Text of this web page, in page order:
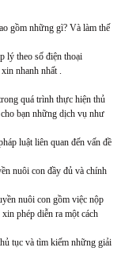
gồm những gì? Và làm thế
lý theo số điện thoại
nhanh nhất .
quá trình thực hiện thủ
bạn những dịch vụ như
luật liên quan đến vấn đề
nuôi con đầy đủ và chính
nuôi con gồm việc nộp
phép diễn ra một cách
tục và tìm kiếm những giải